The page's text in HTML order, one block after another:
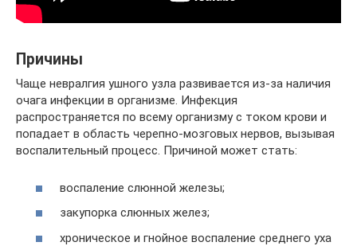
Причины
Чаще невралгия ушного узла развивается из-за наличия
очага инфекции в организме. Инфекция
распространяется по всему организму с током крови и
попадает в область черепно-мозговых нервов, вызывая
воспалительный процесс. Причиной может стать:
воспаление слюнной железы;
закупорка слюнных желез;
хроническое и гнойное воспаление среднего уха